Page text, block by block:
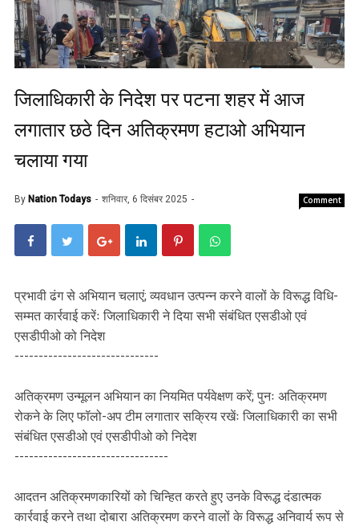
जिलाधिकारी के निदेश पर पटना शहर में आज
लगातार छठे दिन अतिक्रमण हटाओ अभियान
चलाया गया
By Nation Todays शनिवार, 6 दिसंबर 2025 Comment
प्रभावी ढंग से अभियान चलाएं; व्यवधान उत्पन्न करने वालों के विरूद्ध विधि-
सम्मत कार्रवाई करेंः जिलाधिकारी ने दिया सभी संबंधित एसडीओ एवं
एसडीपीओ को निदेश
------------------------------
अतिक्रमण उन्मूलन अभियान का नियमित पर्यवेक्षण करें; पुनः अतिक्रमण
रोकने के लिए फॉलो-अप टीम लगातार सक्रिय रखेंः जिलाधिकारी का सभी
संबंधित एसडीओ एवं एसडीपीओ को निदेश
--------------------------------
आदतन अतिक्रमणकारियों को चिन्हित करते हुए उनके विरूद्ध दंडात्मक
कार्रवाई करने तथा दोबारा अतिक्रमण करने वालों के विरूद्ध अनिवार्य रूप से